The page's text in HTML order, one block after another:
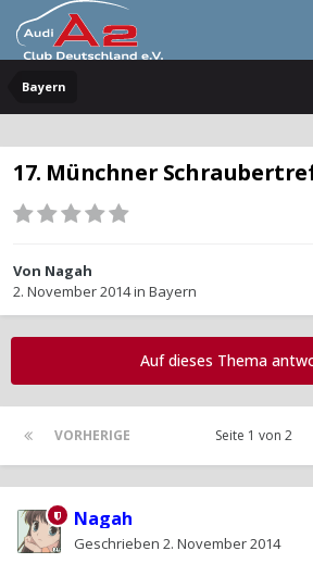
Bayern
17. Münchner
Von Nagah
2. November 2014in Bayern
Auf dieses Thema
VORHERIGE Seite 1 von 2
Nagah
Geschrieben 2. November 2014